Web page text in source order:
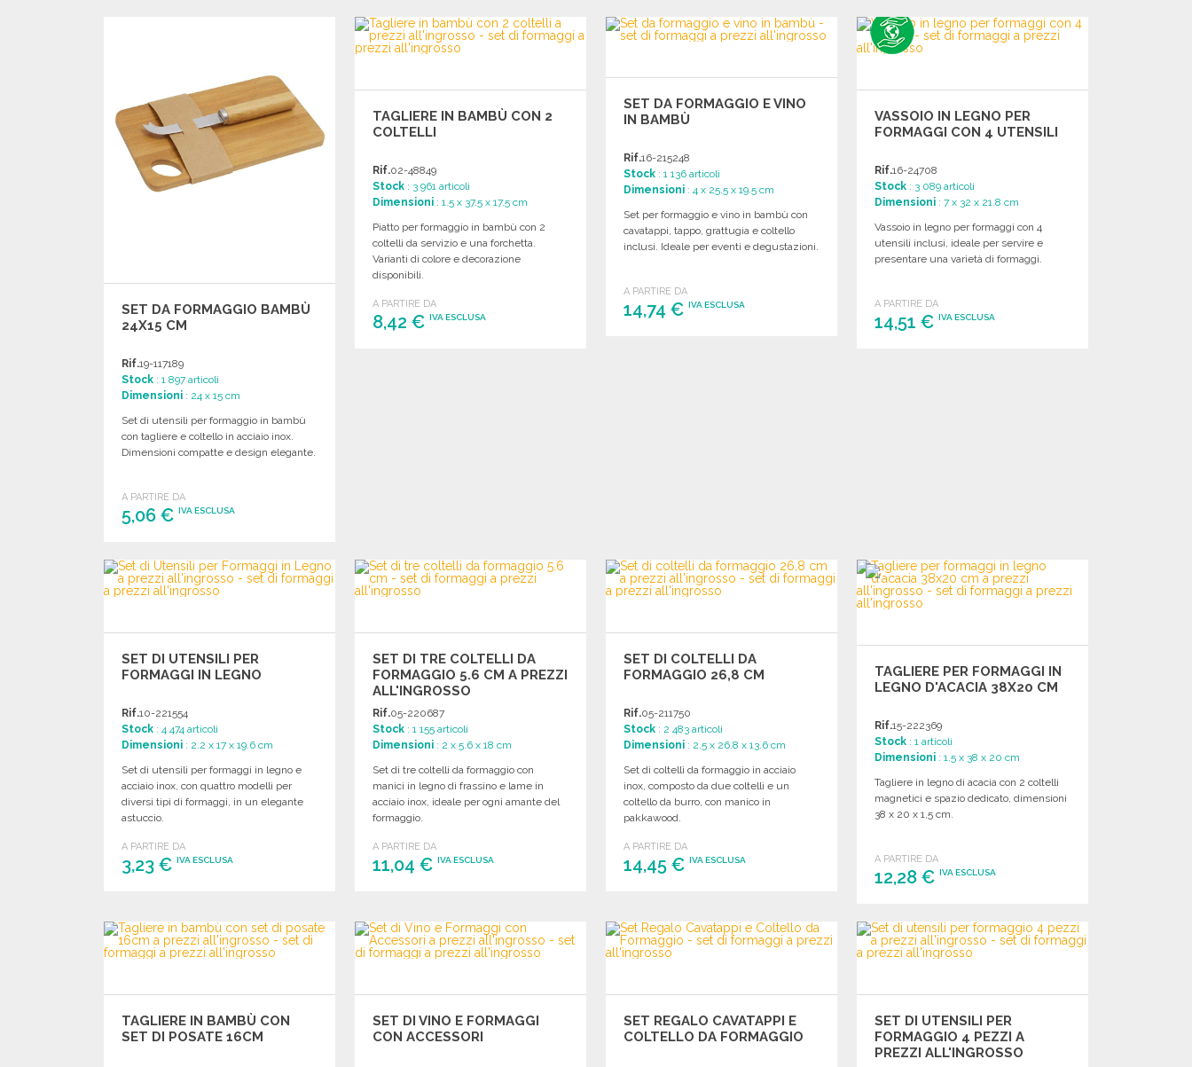
Richiedi un preventivo Richiedi un preventivo Richiedi un preventivo
SET DA FORMAGGIO BAMBÙ
24X15 CM
Rif.19-117189
Stock : 1 897 articoli
Dimensioni : 24 x 15 cm
Set di utensili per formaggio in bambù
con tagliere e coltello in acciaio inox.
Dimensioni compatte e design elegante.
A PARTIRE DA
5,06 € IVA ESCLUSA
Richiedi un preventivo
TAGLIERE IN BAMBÙ CON 2
COLTELLI
Rif.02-48849
Stock : 3 961 articoli
Dimensioni : 1.5 x 37.5 x 17.5 cm
Piatto per formaggio in bambù con 2
coltelli da servizio e una forchetta.
Varianti di colore e decorazione
disponibili.
A PARTIRE DA
8,42 €IVA ESCLUSA
SET DA FORMAGGIO E VINO
IN BAMBÙ
Rif.16-215248
Stock : 1 136 articoli
Dimensioni : 4 x 25.5 x 19.5 cm
Set per formaggio e vino in bambù con
cavatappi, tappo, grattugia e coltello
inclusi. Ideale per eventi e degustazioni.
A PARTIRE DA
14,74 €IVA ESCLUSA
VASSOIO IN LEGNO PER
FORMAGGI CON 4 UTENSILI
Rif.16-24708
Stock : 3 089 articoli
Dimensioni : 7 x 32 x 21.8 cm
Vassoio in legno per formaggi con 4
utensili inclusi, ideale per servire e
presentare una varietà di formaggi.
A PARTIRE DA
14,51 €IVA ESCLUSA
SET DI UTENSILI PER
FORMAGGI IN LEGNO
Rif.10-221554
Stock : 4 474 articoli
Dimensioni : 2.2 x 17 x 19.6 cm
Set di utensili per formaggi in legno e
acciaio inox, con quattro modelli per
diversi tipi di formaggi, in un elegante
astuccio.
A PARTIRE DA
3,23 € IVA ESCLUSA
Richiedi un preventivo
SET DI TRE COLTELLI DA
FORMAGGIO 5.6 CM A PREZZI
ALL'INGROSSO
Rif.05-220687
Stock : 1 155 articoli
Dimensioni : 2 x 5.6 x 18 cm
Set di tre coltelli da formaggio con
manici in legno di frassino e lame in
acciaio inox, ideale per ogni amante del
formaggio.
A PARTIRE DA
11,04 € IVA ESCLUSA
Richiedi un preventivo
SET DI COLTELLI DA
FORMAGGIO 26,8 CM
Rif.05-211750
Stock : 2 483 articoli
Dimensioni : 2.5 x 26.8 x 13.6 cm
Set di coltelli da formaggio in acciaio
inox, composto da due coltelli e un
coltello da burro, con manico in
pakkawood.
A PARTIRE DA
14,45 € IVA ESCLUSA
Richiedi un preventivo
TAGLIERE PER FORMAGGI IN
LEGNO D'ACACIA 38X20 CM
Rif.15-222369
Stock : 1 articoli
Dimensioni : 1.5 x 38 x 20 cm
Tagliere in legno di acacia con 2 coltelli
magnetici e spazio dedicato, dimensioni
38 x 20 x 1,5 cm.
A PARTIRE DA
12,28 € IVA ESCLUSA
Richiedi un preventivo
TAGLIERE IN BAMBÙ CON
SET DI POSATE 16CM
SET DI VINO E FORMAGGI
CON ACCESSORI
SET REGALO CAVATAPPI E
COLTELLO DA FORMAGGIO
SET DI UTENSILI PER
FORMAGGIO 4 PEZZI A
PREZZI ALL'INGROSSO